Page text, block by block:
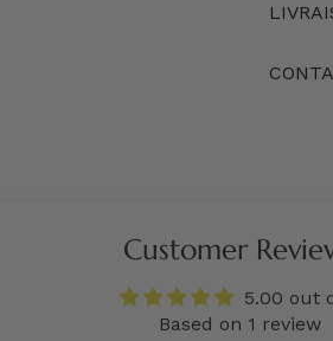
Customer
5.00 out
Based on 1 review